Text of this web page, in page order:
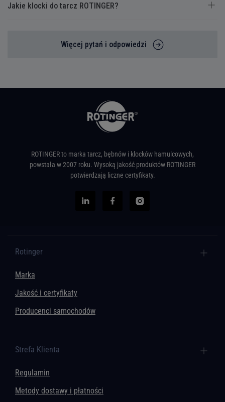
Jakie klocki do tarcz ROTINGER?
Więcej pytań i odpowiedzi
ROTINGER to marka tarcz, bębnów i klocków hamulcowych,
powstała w 2007 roku. Wysoką jakość produktów ROTINGER
potwierdzają liczne certyfikaty.
Rotinger
Marka
Jakość i certyfikaty
Producenci samochodów
Strefa Klienta
Regulamin
Metody dostawy i płatności